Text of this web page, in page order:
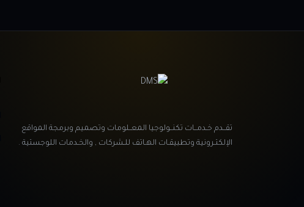
تقــدم خـدمــات تكنــولوجيا المعــلومات وتصميم وبرمجة المواقع
الإلكتـرونية وتطبيقـات الهـاتف للـشركات , والخـدمات اللوجستية .